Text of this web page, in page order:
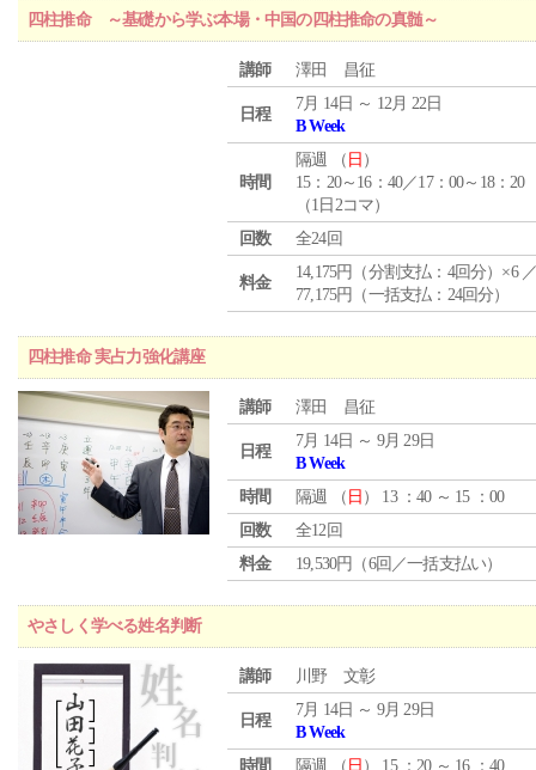
四柱推命 ～基礎から学ぶ本場・中国の四柱推命の真髄～
講師 澤田 昌征
日程
7月 14日 ～ 12月 22日
B Week
時間
隔週 （ 日 ）
15：20～16：40／17：00～18：20
（1日2コマ）
回数
全24回
料金
14,175円（分割支払：4回分）×6
77,175円（一括支払：24回分）
四柱推命 実占力強化講座
講師 澤田 昌征
日程
7月 14日 ～ 9月 29日
B Week
時間
隔週 （ 日 ） 13 ：40 ～ 15 ：00
回数
全12回
料金
19,530円（6回／一括支払い）
やさしく学べる姓名判断
講師 川野 文彰
日程
7月 14日 ～ 9月 29日
B Week
時間
隔週 （ 日 ） 15 ：20 ～ 16 ：40